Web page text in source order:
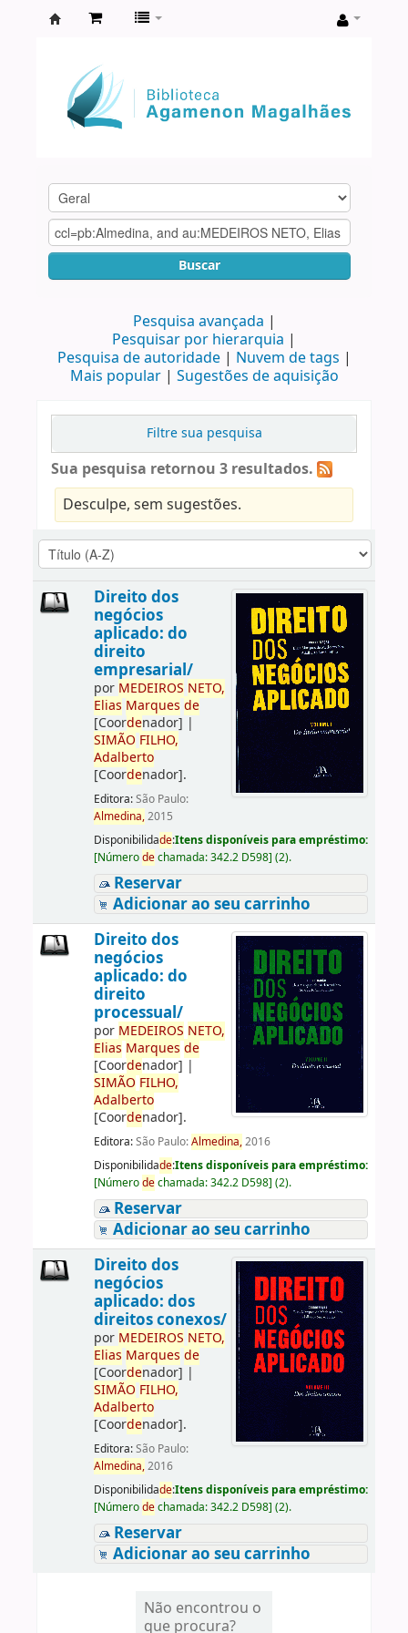
Agamenon
Magalhães
Buscar
Pesquisa avançada
Pesquisar por hierarquia
Pesquisa de autoridade
Nuvem de tags
Mais popular
Sugestões de aquisição
Filtre sua pesquisa
Sua pesquisa retornou 3 resultados.
Desculpe, sem sugestões.
Direito dos
negócios
aplicado: do
direito
empresarial/
por MEDEIROS NETO,
Elias Marques de
[Coordenador] |
SIMÃO FILHO,
Adalberto
[Coordenador].
Editora:São Paulo:
Almedina,2015
Disponibilidade:Itens disponíveis para empréstimo:
[Númerodechamada:342.2 D598] (2).
Reservar
Adicionar ao seu carrinho
Direito dos
negócios
aplicado: do
direito
processual/
por MEDEIROS NETO,
Elias Marques de
[Coordenador] |
SIMÃO FILHO,
Adalberto
[Coordenador].
Editora:São Paulo:Almedina,2016
Disponibilidade:Itens disponíveis para empréstimo:
[Númerodechamada:342.2 D598] (2).
Reservar
Adicionar ao seu carrinho
Direito dos
negócios
aplicado: dos
direitos conexos/
por MEDEIROS NETO,
Elias Marques de
[Coordenador] |
SIMÃO FILHO,
Adalberto
[Coordenador].
Editora:São Paulo:
Almedina,2016
Disponibilidade:Itens disponíveis para empréstimo:
[Númerodechamada:342.2 D598] (2).
Reservar
Adicionar ao seu carrinho
Não encontrou o
que procura?